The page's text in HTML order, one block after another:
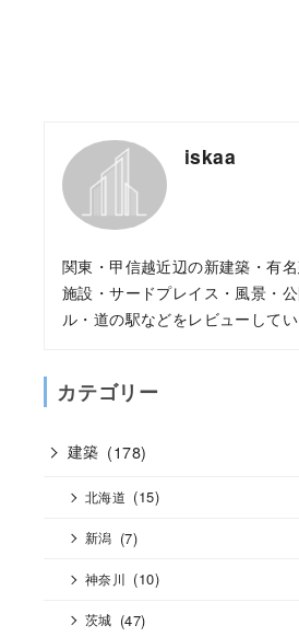
iskaa
関東・甲信越近辺の新建築・有
施設・サードプレイス・風景・
ル・道の駅などをレビューしてい
カテゴリー
建築 (178)
北海道 (15)
新潟 (7)
神奈川 (10)
茨城 (47)